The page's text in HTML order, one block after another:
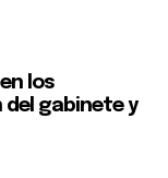
los
del gabinete y